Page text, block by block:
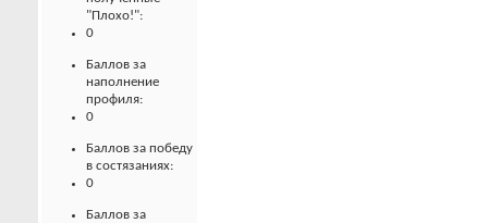
"Плохо!":
0
Баллов за
наполнение
профиля:
0
Баллов за победу
в состязаниях:
0
Баллов за